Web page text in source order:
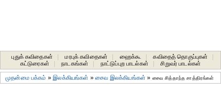
புதுக் கவிதைகள் மரபுக் கவிதைகள் ஹைக்கூ கவிதைத் தொகுப்புகள்
கட்டுரைகள்
நாடகங்கள் நாட்டுப்புற பாடல்கள் சிறுவர் பாடல்கள்
முதன்மை பக்கம் »இலக்கியங்கள் »சைவ இலக்கியங்கள் » சைவ சித்தாந்த சாத்திரங்கள்